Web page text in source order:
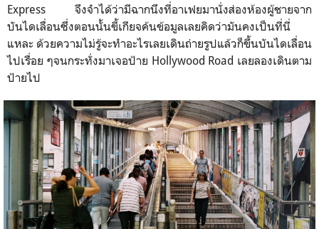
Express จึงจำได้ว่ามีฉากนึงที่อาเฟยมานั่งส่องห้องผู้ชายจาก
บันไดเลื่อนซึ่งตอนนั้นขี้เกียจค้นข้อมูลเลยคิดว่ามันคงเป็นที่นี่
แหละ ด้วยความไม่รู้จะทำอะไรเลยเดินถ่ายรูปแล้วก็ขึ้นบันไดเลื่อน
ไปเรื่อย ๆจนกระทั่งมาเจอป้าย Hollywood Road เลยลองเดินตาม
ป้ายไป